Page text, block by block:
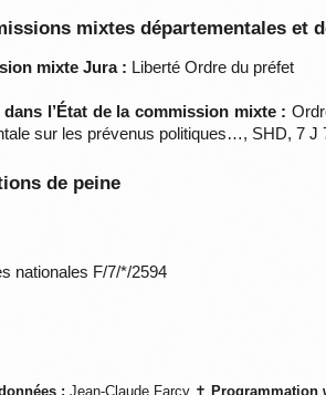
mixtes départementales et
mixte Jura : Liberté Ordre du préfet
l’État de la commission mixte :
sur les prévenus politiques…, SHD, 7 J
de peine
nationales F/7/*/2594
: Jean-Claude Farcy ✝ Programmation